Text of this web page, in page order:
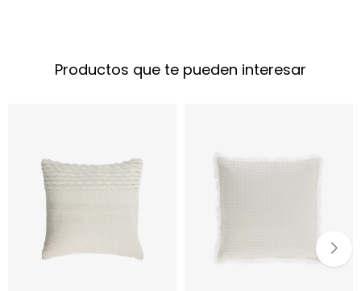
Productos que te pueden interesar